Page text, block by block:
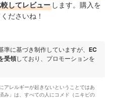
してレビュー します。購入を
ださいね！
に基づき制作していますが、 EC
受領しており、プロモーションを
アレルギーが起きないということではあ
み」は、すべての人にコメド（ニキビの